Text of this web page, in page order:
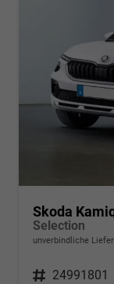
Skoda
Selection
unverbindliche
Fahrzeugnr. 24991801